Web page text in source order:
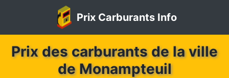
Prix Carburants Info
Prix des carburants de la ville
de Monampteuil